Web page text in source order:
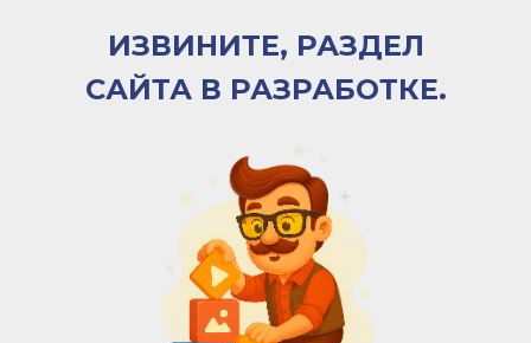
ИЗВИНИТЕ, РАЗДЕЛ
САЙТА В РАЗРАБОТКЕ.